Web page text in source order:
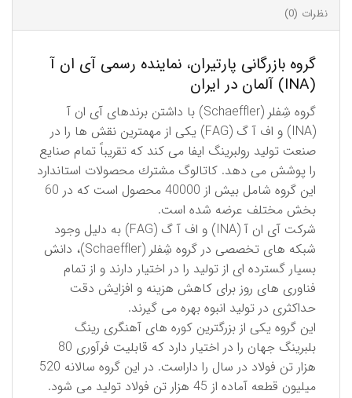
نظرات (0)
گروه بازرگانی پارتیران، نماینده رسمی آی ان آ
(INA) آلمان در ایران
گروه شِفلر (Schaeffler) با داشتن برندهای آی ان آ
(INA) و اف آ گ (FAG) یكی از مهمترین نقش ها را در
صنعت تولید رولبرینگ ایفا می کند كه تقریباً تمام صنایع
را پوشش می دهد. كاتالوگ مشترك محصولات استاندارد
این گروه شامل بیش از 40000 محصول است كه در 60
بخش مختلف عرضه شده است.
شركت آی ان آ (INA) و اف آ گ (FAG) به دلیل وجود
شبكه های تخصصی در گروه شِفلر (Schaeffler)، دانش
بسیار گسترده ای از تولید را در اختیار دارند و از تمام
فناوری های روز برای كاهش هزینه و افزایش دقت
حداكثری در تولید انبوه بهره می گیرند.
این گروه یكی از بزرگترین كوره های آهنگری رینگ
بلبرینگ جهان را در اختیار دارد كه قابلیت فرآوری 80
هزار تن فولاد در سال را داراست. در این گروه سالانه 520
میلیون قطعه آماده از 45 هزار تن فولاد تولید می شود.